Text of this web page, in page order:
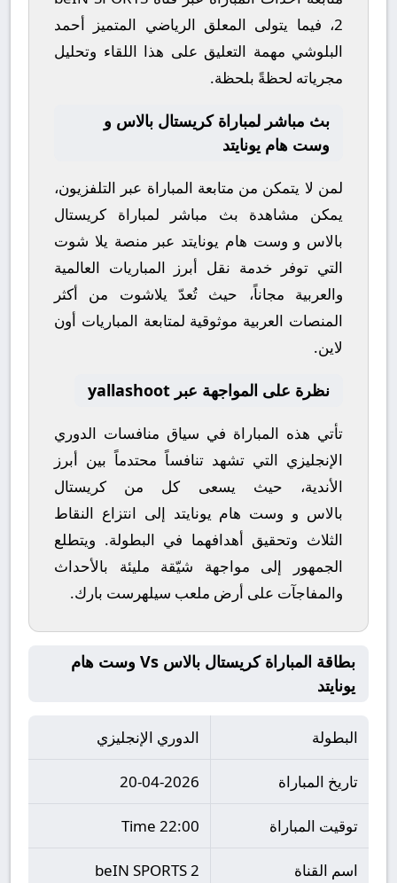
2، فيما يتولى المعلق الرياضي المتميز أحمد
البلوشي مهمة التعليق على هذا اللقاء وتحليل
مجرياته لحظةً بلحظة.
بث مباشر لمباراة كريستال بالاس و
وست هام يونايتد
لمن لا يتمكن من متابعة المباراة عبر التلفزيون،
يمكن مشاهدة بث مباشر لمباراة كريستال
بالاس و وست هام يونايتد عبر منصة يلا شوت
التي توفر خدمة نقل أبرز المباريات العالمية
والعربية مجاناً، حيث تُعدّ يلاشوت من أكثر
المنصات العربية موثوقية لمتابعة المباريات أون
لاين.
نظرة على المواجهة عبر yallashoot
تأتي هذه المباراة في سياق منافسات الدوري
الإنجليزي التي تشهد تنافساً محتدماً بين أبرز
الأندية، حيث يسعى كل من كريستال
بالاس و وست هام يونايتد إلى انتزاع النقاط
الثلاث وتحقيق أهدافهما في البطولة. ويتطلع
الجمهور إلى مواجهة شيّقة مليئة بالأحداث
والمفاجآت على أرض ملعب سيلهرست بارك.
بطاقة المباراة كريستال بالاس Vs وست هام
يونايتد
البطولة الدوري الإنجليزي
تاريخ المباراة 20-04-2026
توقيت المباراة 22:00 Time
اسم القناة beIN SPORTS 2